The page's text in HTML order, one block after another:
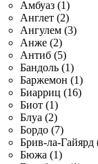
Амбуаз (1)
Англет (2)
Ангулем (3)
Анже (2)
Антиб (5)
Бандоль (1)
Баржемон (1)
Биарриц (16)
Биот (1)
Блуа (2)
Бордо (7)
Брив-ла-Гайярд
Бюжа (1)